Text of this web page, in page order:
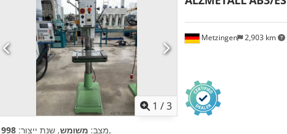
1 /3
Metzingen 2,903 km
מצב: משומש, שנת ייצור: ,